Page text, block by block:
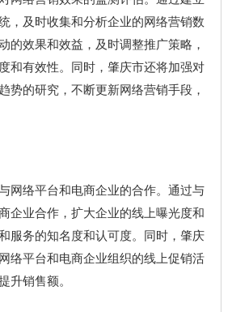
，及时收集和分析企业的网络营销数
的效果和效益，及时调整推广策略，
和有效性。同时，肇庆市还将加强对
势的研究，不断更新网络营销手段，
网络平台和电商企业的合作。通过与
企业合作，扩大企业的线上曝光度和
服务的知名度和认可度。同时，肇庆
络平台和电商企业组织的线上促销活
升销售额。